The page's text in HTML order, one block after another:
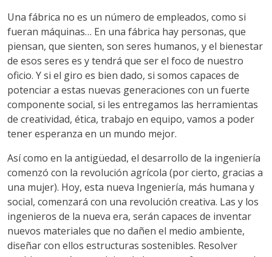
Una fábrica no es un número de empleados, como si
fueran máquinas… En una fábrica hay personas, que
piensan, que sienten, son seres humanos, y el bienestar
de esos seres es y tendrá que ser el foco de nuestro
oficio. Y si el giro es bien dado, si somos capaces de
potenciar a estas nuevas generaciones con un fuerte
componente social, si les entregamos las herramientas
de creatividad, ética, trabajo en equipo, vamos a poder
tener esperanza en un mundo mejor.
Así como en la antigüedad, el desarrollo de la ingeniería
comenzó con la revolución agrícola (por cierto, gracias a
una mujer). Hoy, esta nueva Ingeniería, más humana y
social, comenzará con una revolución creativa. Las y los
ingenieros de la nueva era, serán capaces de inventar
nuevos materiales que no dañen el medio ambiente,
diseñar con ellos estructuras sostenibles. Resolver